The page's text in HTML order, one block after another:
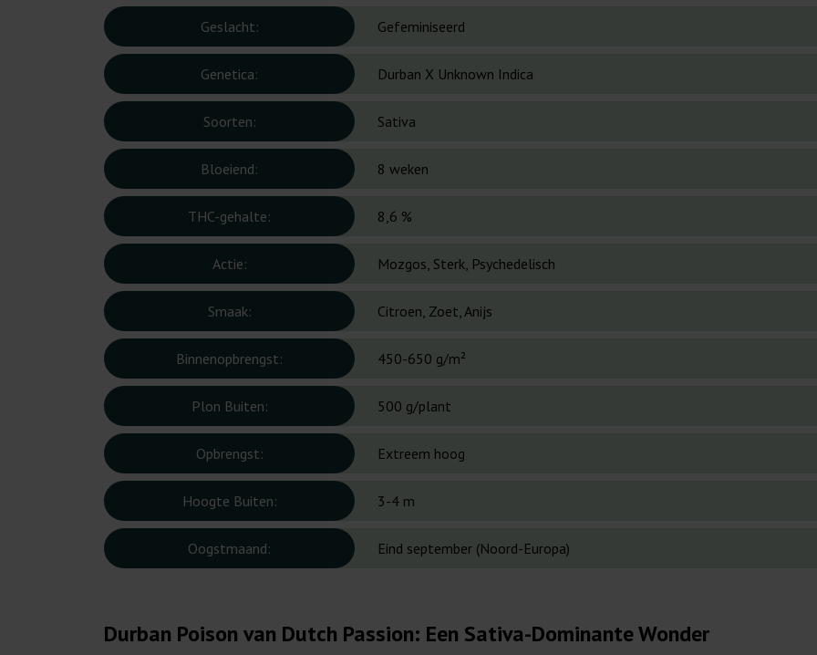
Geslacht: Gefeminiseerd
Genetica: Durban X Unknown Indica
Soorten: Sativa
Bloeiend: 8 weken
THC-gehalte: 8,6 %
Actie: Mozgos, Sterk, Psychedelisch
Smaak: Citroen, Zoet, Anijs
Binnenopbrengst: 450-650 g/m²
Plon Buiten: 500 g/plant
Opbrengst: Extreem hoog
Hoogte Buiten: 3-4 m
Oogstmaand: Eind september (Noord-Europa)
Durban Poison van Dutch Passion: Een Sativa-Dominante Wonder